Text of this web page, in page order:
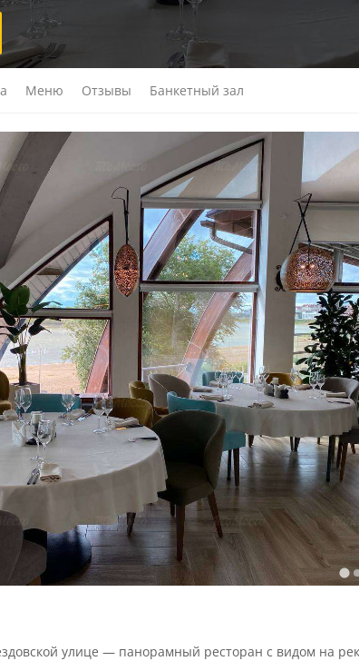
Меню Отзывы Банкетный зал
улице — панорамный ресторан с видом на